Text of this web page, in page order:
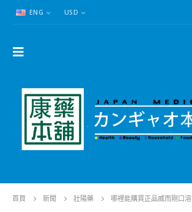
ENG USD
首頁 新聞 壯陽藥 哪裡能購買正品威而剛口